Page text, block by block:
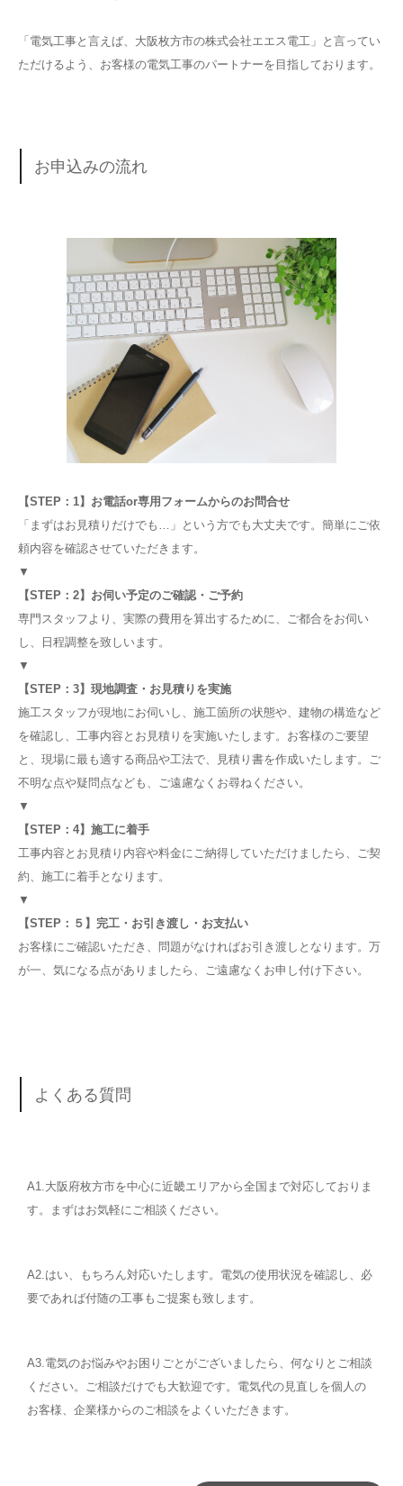
「電気工事と言えば、大阪枚方市の株式会社エエス電工」と言ってい
ただけるよう、お客様の電気工事のパートナーを目指しております。
お申込みの流れ
【STEP：1】お電話or専用フォームからのお問合せ
「まずはお見積りだけでも…」という方でも大丈夫です。簡単にご依
頼内容を確認させていただきます。
▼
【STEP：2】お伺い予定のご確認・ご予約
専門スタッフより、実際の費用を算出するために、ご都合をお伺い
し、日程調整を致しいます。
▼
【STEP：3】現地調査・お見積りを実施
施工スタッフが現地にお伺いし、施工箇所の状態や、建物の構造など
を確認し、工事内容とお見積りを実施いたします。お客様のご要望
と、現場に最も適する商品や工法で、見積り書を作成いたします。ご
不明な点や疑問点なども、ご遠慮なくお尋ねください。
▼
【STEP：4】施工に着手
工事内容とお見積り内容や料金にご納得していただけましたら、ご契
約、施工に着手となります。
▼
【STEP：５】完工・お引き渡し・お支払い
お客様にご確認いただき、問題がなければお引き渡しとなります。万
が一、気になる点がありましたら、ご遠慮なくお申し付け下さい。
よくある質問
A1.大阪府枚方市を中心に近畿エリアから全国まで対応しておりま
す。まずはお気軽にご相談ください。
A2.はい、もちろん対応いたします。電気の使用状況を確認し、必
要であれば付随の工事もご提案も致します。
A3.電気のお悩みやお困りごとがございましたら、何なりとご相談
ください。ご相談だけでも大歓迎です。電気代の見直しを個人の
お客様、企業様からのご相談をよくいただきます。